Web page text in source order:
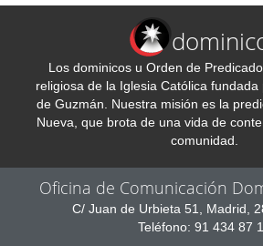
Los dominicos u Orden de
religiosa de la Iglesia Católica
de Guzmán. Nuestra misión es la
Nueva, que brota de una vida de
comunidad.
Oficina de Comunicación
C/ Juan de Urbieta 51, Madrid,
Teléfono: 91 434 87